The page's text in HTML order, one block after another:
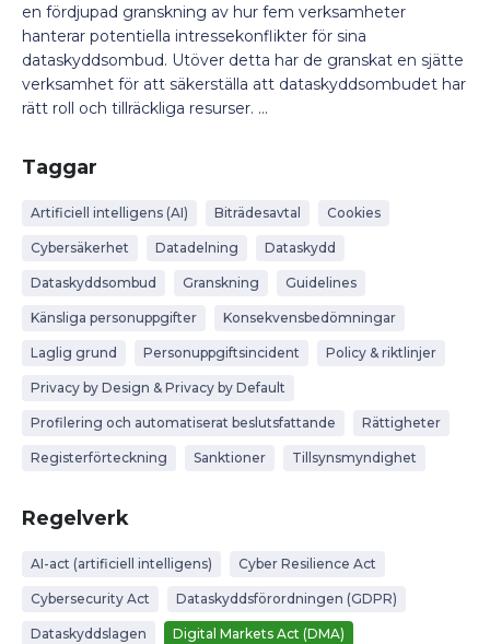
en fördjupad granskning av hur fem verksamheter
hanterar potentiella intressekonflikter för sina
dataskyddsombud. Utöver detta har de granskat en sjätte
verksamhet för att säkerställa att dataskyddsombudet har
rätt roll och tillräckliga resurser. ...
Taggar
Artificiell intelligens (AI) Biträdesavtal Cookies
Cybersäkerhet Datadelning Dataskydd
Dataskyddsombud Granskning Guidelines
Känsliga personuppgifter Konsekvensbedömningar
Laglig grund Personuppgiftsincident Policy & riktlinjer
Privacy by Design & Privacy by Default
Profilering och automatiserat beslutsfattande Rättigheter
Registerförteckning Sanktioner Tillsynsmyndighet
Regelverk
AI-act (artificiell intelligens) Cyber Resilience Act
Cybersecurity Act Dataskyddsförordningen (GDPR)
Dataskyddslagen Digital Markets Act (DMA)